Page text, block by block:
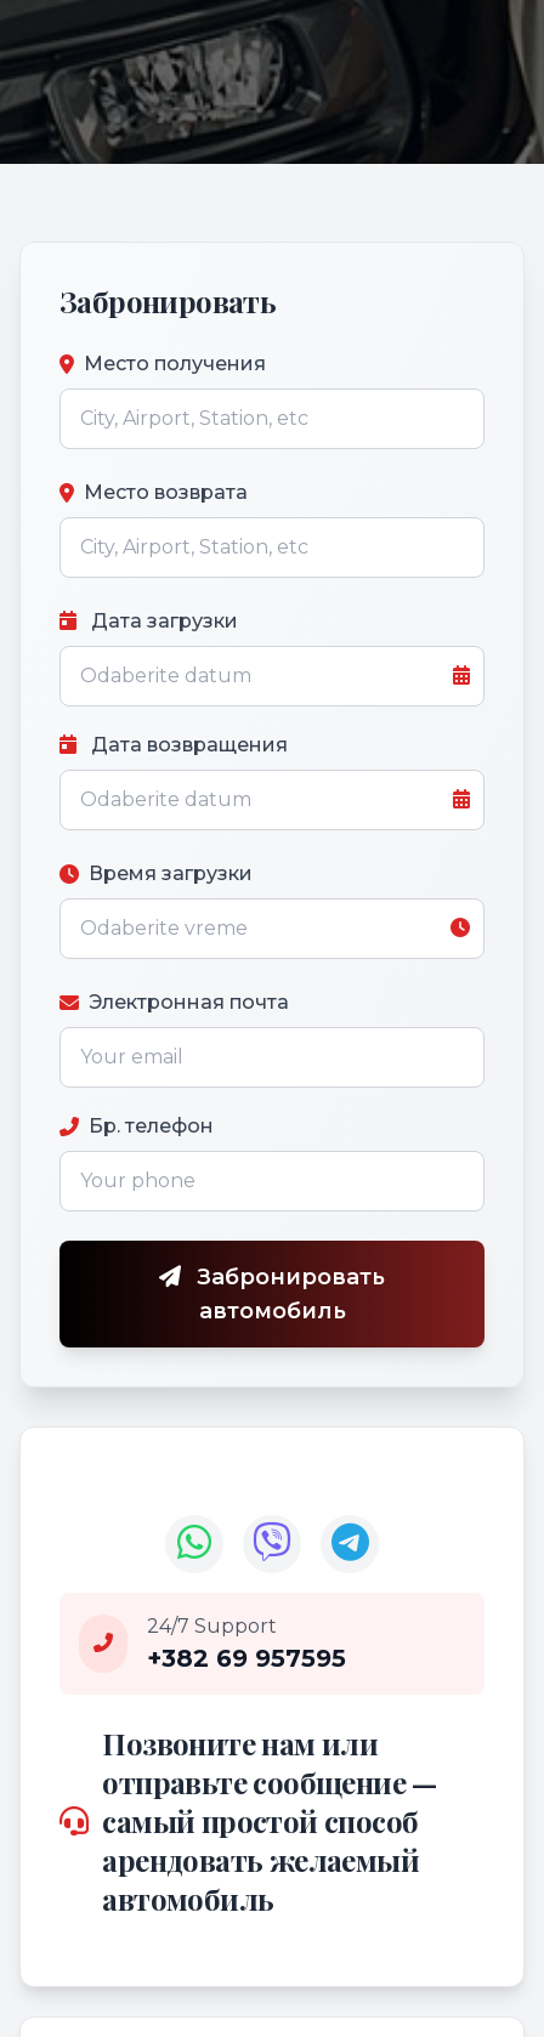
Забронировать
Место получения
Место возврата
Дата загрузки
Дата возвращения
Время загрузки
Электронная почта
Бр. телефон
Забронировать
автомобиль
24/7 Support
+382 69 957595
Позвоните нам или
отправьте сообщение —
самый простой способ
арендовать желаемый
автомобиль